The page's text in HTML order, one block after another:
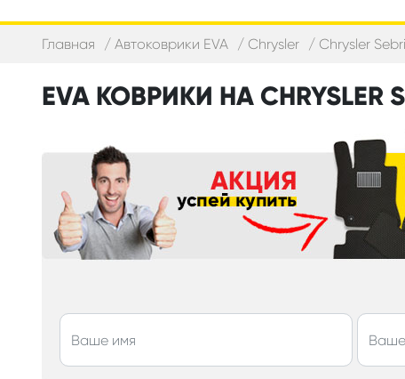
Главная Автоковрики EVA Chrysler Chrysler
EVA КОВРИКИ НА CHRYSLER